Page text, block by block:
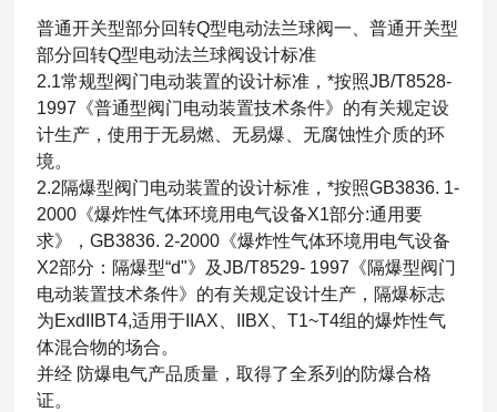
普通开关型部分回转Q型电动法兰球阀一、普通开关型
部分回转Q型电动法兰球阀设计标准
2.1常规型阀门电动装置的设计标准，*按照JB/T8528-
1997《普通型阀门电动装置技术条件》的有关规定设
计生产，使用于无易燃、无易爆、无腐蚀性介质的环
境。
2.2隔爆型阀门电动装置的设计标准，*按照GB3836. 1-
2000《爆炸性气体环境用电气设备X1部分:通用要
求》，GB3836. 2-2000《爆炸性气体环境用电气设备
X2部分：隔爆型“d"》及JB/T8529- 1997《隔爆型阀门
电动装置技术条件》的有关规定设计生产，隔爆标志
为ExdIIBT4,适用于IIAX、IIBX、T1~T4组的爆炸性气
体混合物的场合。
并经 防爆电气产品质量，取得了全系列的防爆合格
证。